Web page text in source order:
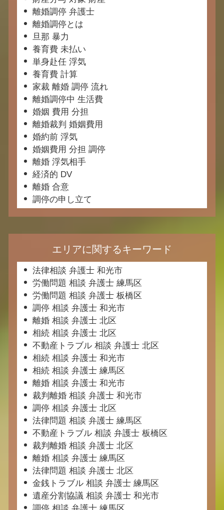
離婚調停 弁護士
離婚調停とは
旦那 暴力
養育費 未払い
単身赴任 浮気
養育費 計算
家裁 離婚 調停 流れ
離婚調停中 生活費
婚姻 費用 分担
離婚裁判 婚姻費用
婚約前 浮気
婚姻費用 分担 調停
離婚 浮気相手
経済的 DV
離婚 合意
調停の申し立て
エリアに関するキーワード
法律相談 弁護士 和光市
労働問題 相談 弁護士 練馬区
労働問題 相談 弁護士 板橋区
調停 相談 弁護士 和光市
離婚 相談 弁護士 北区
相続 相談 弁護士 北区
不動産トラブル 相談 弁護士 北区
相続 相談 弁護士 和光市
相続 相談 弁護士 練馬区
離婚 相談 弁護士 和光市
裁判離婚 相談 弁護士 和光市
調停 相談 弁護士 北区
法律問題 相談 弁護士 練馬区
不動産トラブル 相談 弁護士 板橋区
裁判離婚 相談 弁護士 北区
離婚 相談 弁護士 練馬区
法律問題 相談 弁護士 北区
金銭トラブル 相談 弁護士 練馬区
遺産分割協議 相談 弁護士 和光市